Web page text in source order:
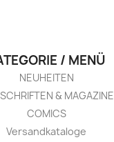
/ MENÜ
NEUHEITEN
& MAGAZINE
COMICS
Versandkataloge